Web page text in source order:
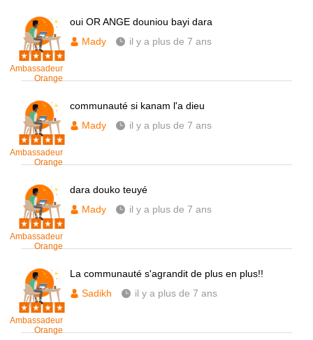
Ambassadeur
Orange
oui OR ANGE douniou bayi dara
Mady
il y a plus de 7 ans
Ambassadeur
Orange
communauté si kanam l'a dieu
Mady
il y a plus de 7 ans
Ambassadeur
Orange
dara douko teuyé
Mady
il y a plus de 7 ans
Ambassadeur
Orange
La communauté s'agrandit de plus en plus!!
Sadikh
il y a plus de 7 ans